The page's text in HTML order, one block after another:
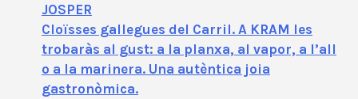
JOSPER
Cloïsses gallegues del Carril. A KRAM les
trobaràs al gust: a la planxa, al vapor, a l’all
o a la marinera. Una autèntica joia
gastronòmica.